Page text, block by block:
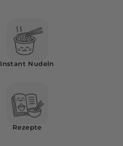
Instant Nudeln
Rezepte